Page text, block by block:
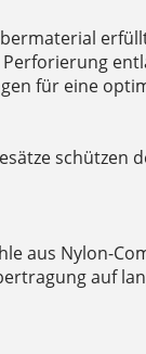
für eine
schützen
aus Nylon-
auf